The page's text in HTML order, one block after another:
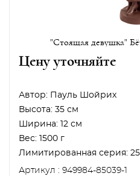
"Стоящая девушка"
Цену уточняйте
Автор:
Пауль Шойрих
Высота: 35 см
Ширина:
12 см
Вес:
1500 г
Лимитированная серия:
Артикул : 949984-85039-1